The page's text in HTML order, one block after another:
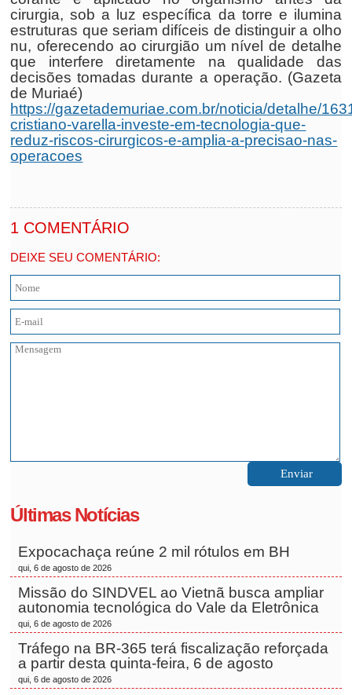
cirurgia, sob a luz específica da torre e ilumina
estruturas que seriam difíceis de distinguir a olho
nu, oferecendo ao cirurgião um nível de detalhe
que interfere diretamente na qualidade das
decisões tomadas durante a operação. (Gazeta
de Muriaé)
https://gazetademuriae.com.br/noticia/detalhe/
cristiano-varella-investe-em-tecnologia-que-
reduz-riscos-cirurgicos-e-amplia-a-precisao-nas-
operacoes
1 COMENTÁRIO
DEIXE SEU COMENTÁRIO:
Últimas Notícias
Expocachaça reúne 2 mil rótulos em BH
qui, 6 de agosto de 2026
Missão do SINDVEL ao Vietnã busca ampliar
autonomia tecnológica do Vale da Eletrônica
qui, 6 de agosto de 2026
Tráfego na BR-365 terá fiscalização reforçada
a partir desta quinta-feira, 6 de agosto
qui, 6 de agosto de 2026